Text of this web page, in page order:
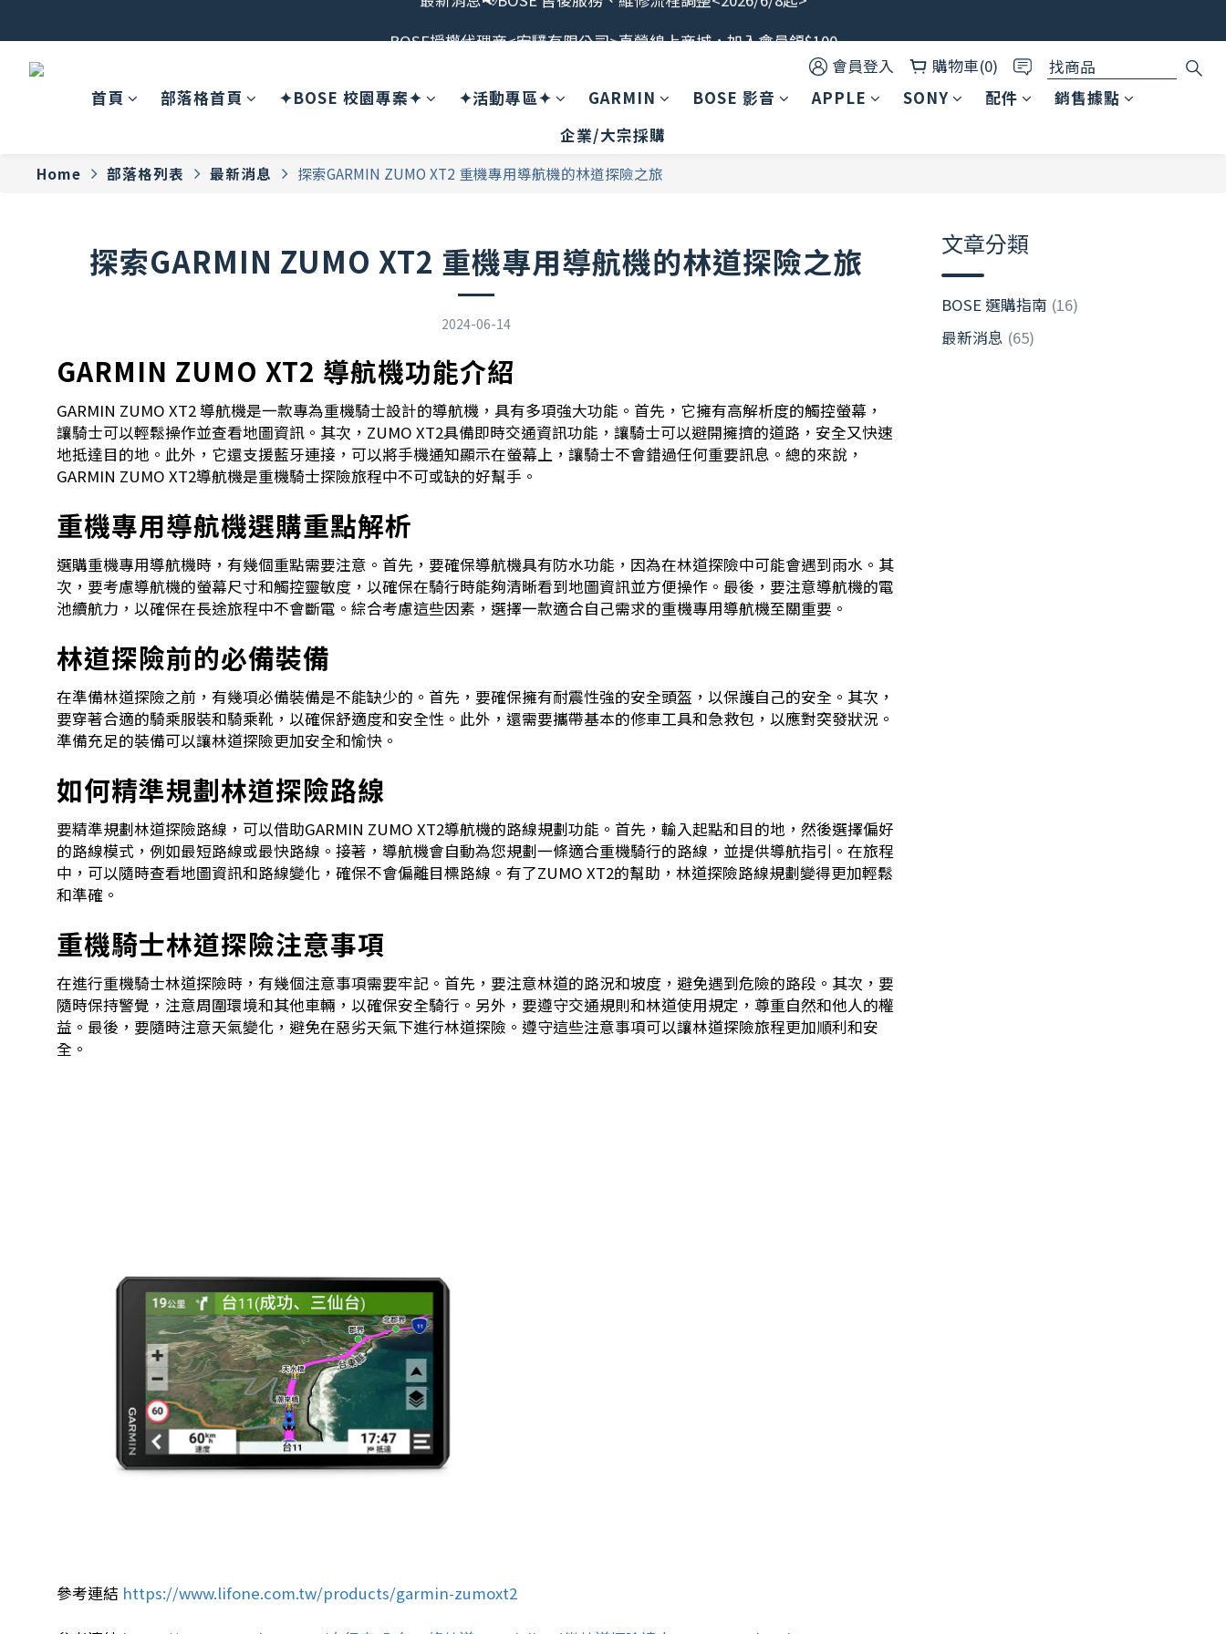
會員限定福利開搶！下單即贈BOSE品牌筆記本，錯過不補✨
最新消息📢BOSE 售後服務、維修流程調整<2026/6/8起>
會員登入
購物車(0)
首頁
部落格首頁 ✦BOSE 校園專案✦ ✦活動專區✦ GARMIN BOSE 影音 APPLE SONY 配件
銷售據點
企業/大宗採購
Home 部落格列表 最新消息 探索GARMIN ZUMO XT2 重機專用導航機的林道探險之旅
探索GARMIN ZUMO XT2 重機專用導航機的林道探險之旅
2024-06-14
GARMIN ZUMO XT2 導航機功能介紹
GARMIN ZUMO XT2 導航機是一款專為重機騎士設計的導航機，具有多項強大功能。首先，它擁有高解析度的觸控螢幕，
讓騎士可以輕鬆操作並查看地圖資訊。其次，ZUMO XT2具備即時交通資訊功能，讓騎士可以避開擁擠的道路，安全又快速
地抵達目的地。此外，它還支援藍牙連接，可以將手機通知顯示在螢幕上，讓騎士不會錯過任何重要訊息。總的來說，
GARMIN ZUMO XT2導航機是重機騎士探險旅程中不可或缺的好幫手。
重機專用導航機選購重點解析
選購重機專用導航機時，有幾個重點需要注意。首先，要確保導航機具有防水功能，因為在林道探險中可能會遇到雨水。其
次，要考慮導航機的螢幕尺寸和觸控靈敏度，以確保在騎行時能夠清晰看到地圖資訊並方便操作。最後，要注意導航機的電
池續航力，以確保在長途旅程中不會斷電。綜合考慮這些因素，選擇一款適合自己需求的重機專用導航機至關重要。
林道探險前的必備裝備
在準備林道探險之前，有幾項必備裝備是不能缺少的。首先，要確保擁有耐震性強的安全頭盔，以保護自己的安全。其次，
要穿著合適的騎乘服裝和騎乘靴，以確保舒適度和安全性。此外，還需要攜帶基本的修車工具和急救包，以應對突發狀況。
準備充足的裝備可以讓林道探險更加安全和愉快。
如何精準規劃林道探險路線
要精準規劃林道探險路線，可以借助GARMIN ZUMO XT2導航機的路線規劃功能。首先，輸入起點和目的地，然後選擇偏好
的路線模式，例如最短路線或最快路線。接著，導航機會自動為您規劃一條適合重機騎行的路線，並提供導航指引。在旅程
中，可以隨時查看地圖資訊和路線變化，確保不會偏離目標路線。有了ZUMO XT2的幫助，林道探險路線規劃變得更加輕鬆
和準確。
重機騎士林道探險注意事項
在進行重機騎士林道探險時，有幾個注意事項需要牢記。首先，要注意林道的路況和坡度，避免遇到危險的路段。其次，要
隨時保持警覺，注意周圍環境和其他車輛，以確保安全騎行。另外，要遵守交通規則和林道使用規定，尊重自然和他人的權
益。最後，要隨時注意天氣變化，避免在惡劣天氣下進行林道探險。遵守這些注意事項可以讓林道探險旅程更加順利和安
全。
參考連結 https://www.lifone.com.tw/products/garmin-zumoxt2
文章分類
BOSE 選購指南 (16)
最新消息 (65)